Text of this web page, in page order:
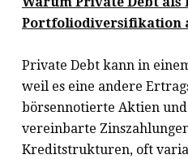
Portfoliodiversifikation
Private Debt kann in
weil es eine andere
börsennotierte Aktien
vereinbarte
Kreditstrukturen, oft